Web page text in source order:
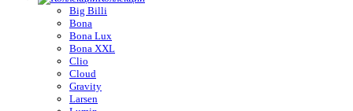
Big Billi
Bona
Bona Lux
Bona XXL
Clio
Cloud
Gravity
Larsen